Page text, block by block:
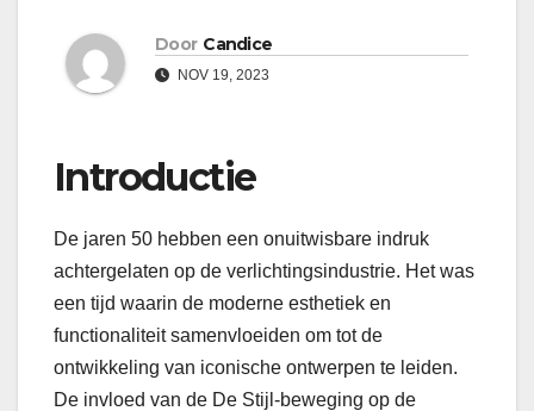
Door Candice
NOV 19, 2023
Introductie
De jaren 50 hebben een onuitwisbare indruk
achtergelaten op de verlichtingsindustrie. Het was
een tijd waarin de moderne esthetiek en
functionaliteit samenvloeiden om tot de
ontwikkeling van iconische ontwerpen te leiden.
De invloed van de De Stijl-beweging op de